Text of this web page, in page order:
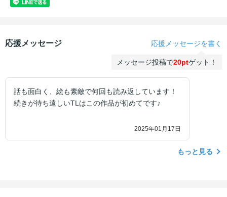
応援メッセージ 応援メッセージを書く
メッセージ投稿で20ptゲット！
話も面白く、絵も素敵で何回も読み返しています！
続きが待ち遠しいTLはこの作品が初めてです♪
2025年01月17日
もっと見る